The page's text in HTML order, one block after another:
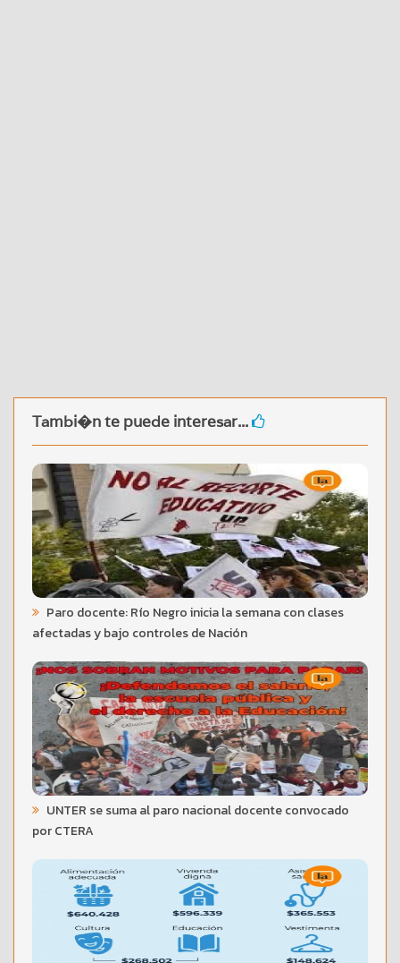
Tambi�n te puede interesar...
Paro docente: Río Negro inicia la semana con clases
afectadas y bajo controles de Nación
UNTER se suma al paro nacional docente convocado
por CTERA